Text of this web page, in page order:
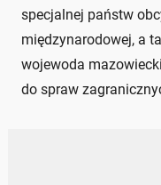
specjalnej państw
międzynarodowej, a
wojewoda
do spraw